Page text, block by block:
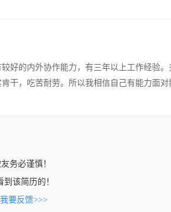
好的内外协作能力，有三年以上工作经验
干，吃苦耐劳。所以我相信自己有能力面对
务必谨慎！
到该简历的！
我要反馈>>>